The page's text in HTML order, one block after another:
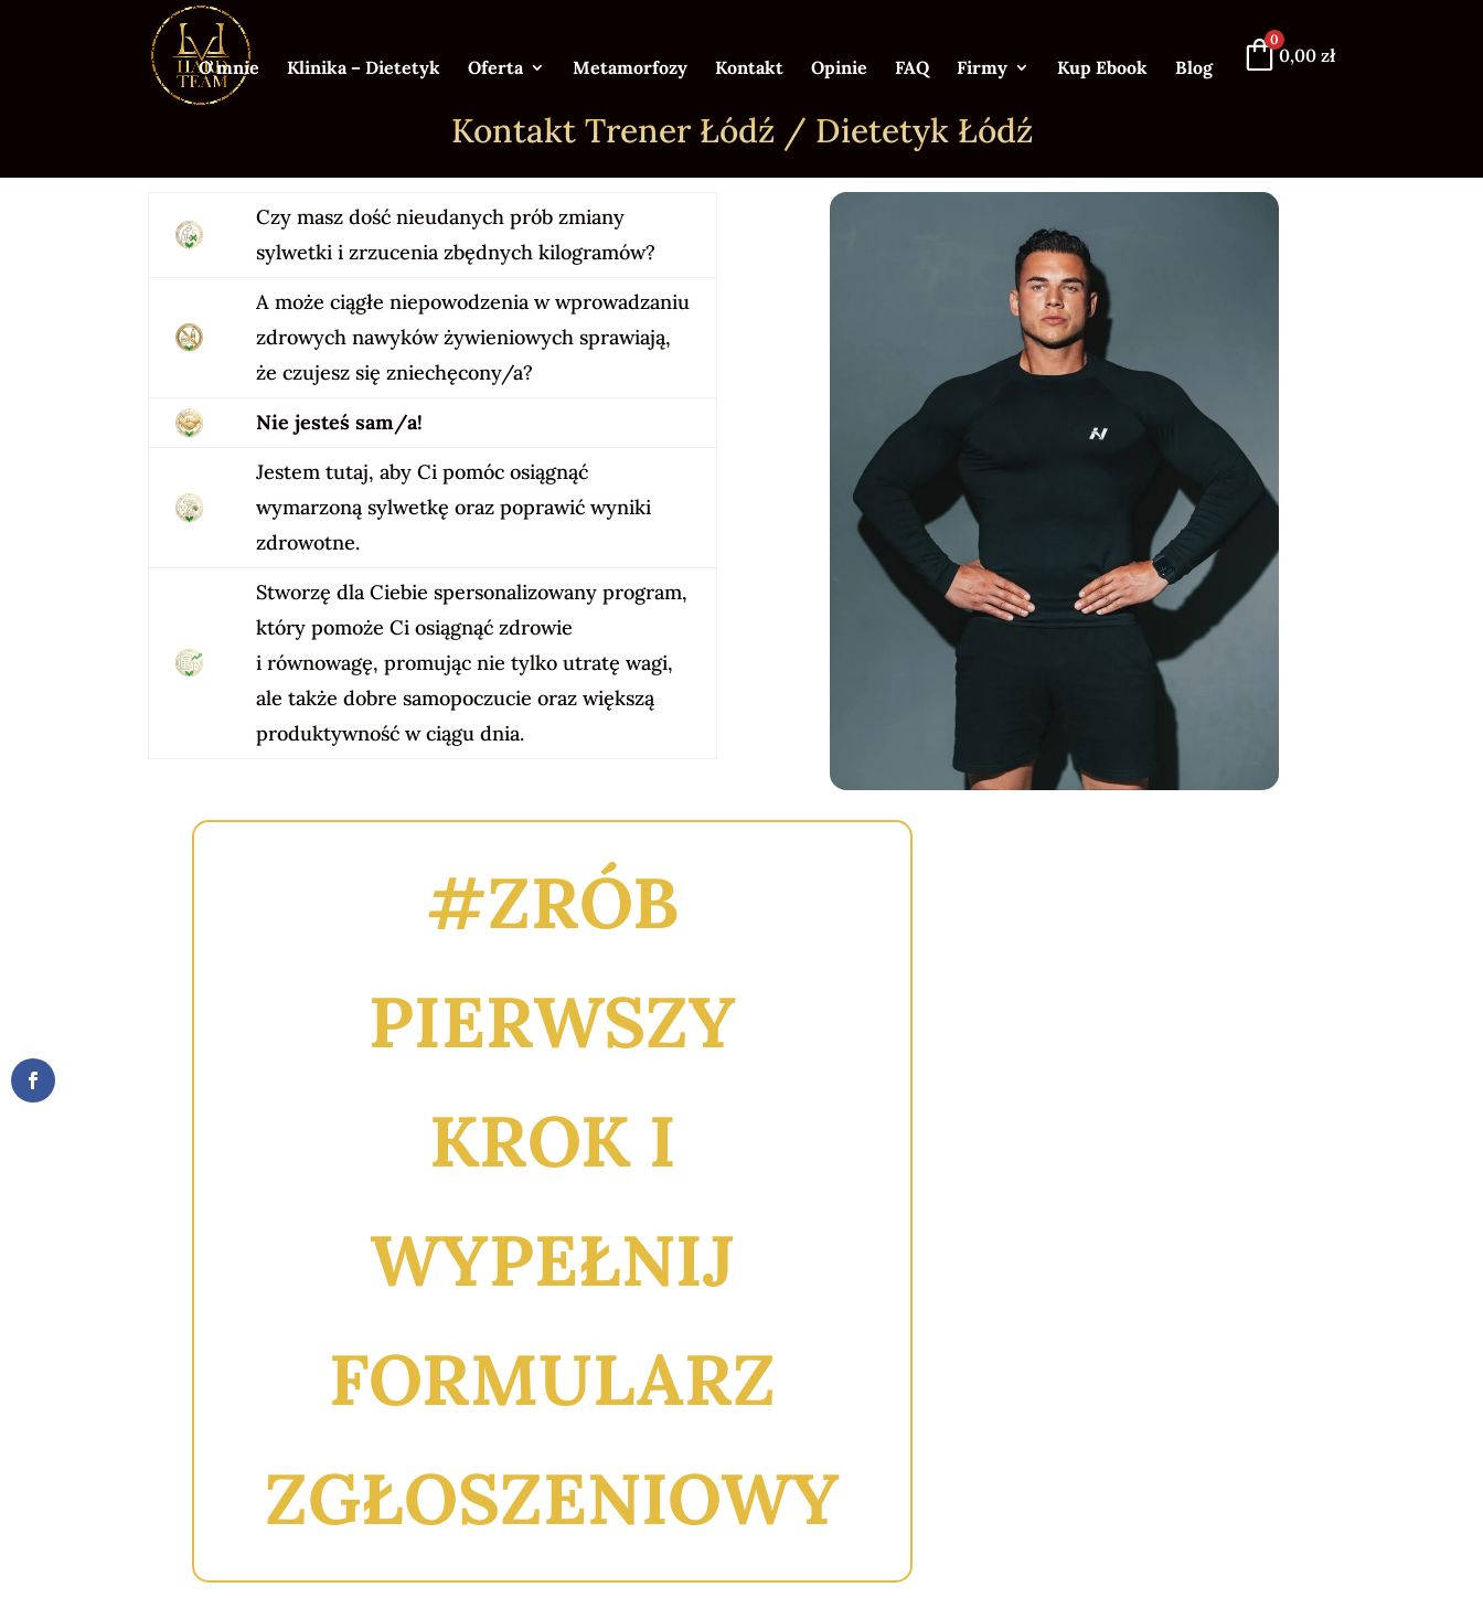
O mnie Klinika – Dietetyk Oferta Metamorfozy Kontakt Opinie FAQ Firmy Kup Ebook Blog
0
0,00 zł
Kontakt Trener Łódź / Dietetyk Łódź
Czy masz dość nieudanych prób zmiany
sylwetki i zrzucenia zbędnych kilogramów?
A może ciągłe niepowodzenia w wprowadzaniu
zdrowych nawyków żywieniowych sprawiają,
że czujesz się zniechęcony/a?
Nie jesteś sam/a!
Jestem tutaj, aby Ci pomóc osiągnąć
wymarzoną sylwetkę oraz poprawić wyniki
zdrowotne.
Stworzę dla Ciebie spersonalizowany program,
który pomoże Ci osiągnąć zdrowie
i równowagę, promując nie tylko utratę wagi,
ale także dobre samopoczucie oraz większą
produktywność w ciągu dnia.
#ZRÓB
PIERWSZY
KROK I
WYPEŁNIJ
FORMULARZ
ZGŁOSZENIOWY